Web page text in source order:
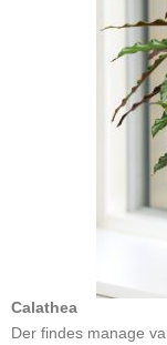
Calathea
Der findes manage